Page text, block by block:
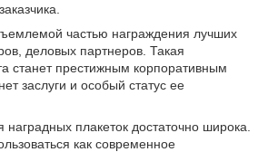
частью награждения лучших
деловых партнеров. Такая
станет престижным корпоративным
заслуги и особый статус ее
плакеток достаточно широка.
как современное